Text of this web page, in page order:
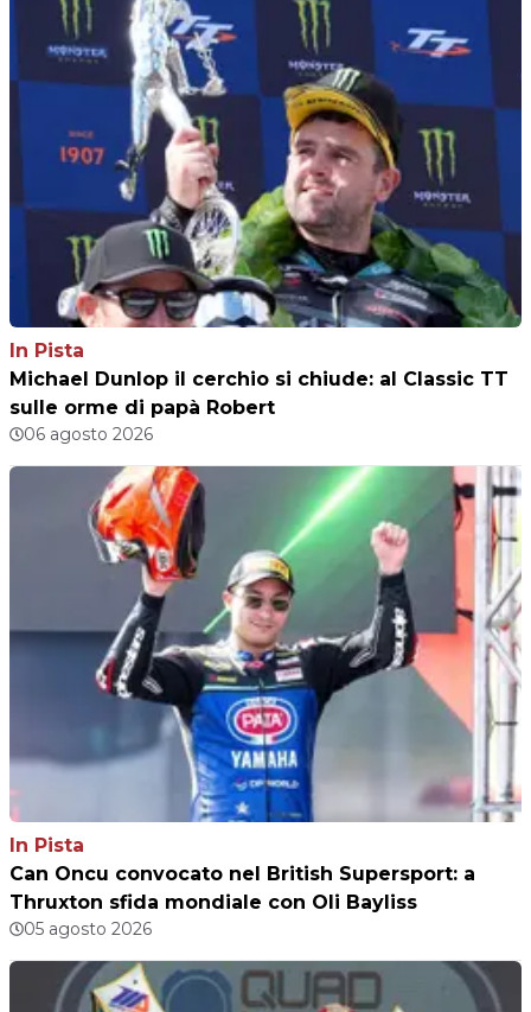
In Pista
Michael Dunlop il cerchio si chiude: al Classic TT
sulle orme di papà Robert
06 agosto 2026
In Pista
Can Oncu convocato nel British Supersport: a
Thruxton sfida mondiale con Oli Bayliss
05 agosto 2026